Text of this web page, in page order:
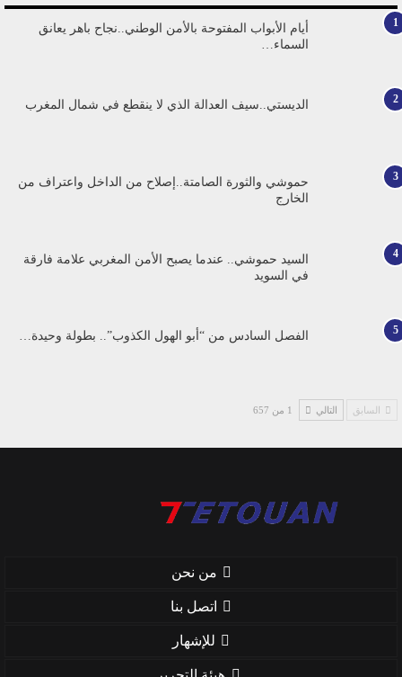
1
أيام الأبواب المفتوحة بالأمن الوطني..نجاح باهر يعانق
السماء…
2 الديستي..سيف العدالة الذي لا ينقطع في شمال المغرب
3
حموشي والثورة الصامتة..إصلاح من الداخل واعتراف من
الخارج
4
السيد حموشي.. عندما يصبح الأمن المغربي علامة فارقة
في السويد
5 الفصل السادس من “أبو الهول الكذوب”.. بطولة وحيدة…
السابق التالي 1 من 657
من نحن
اتصل بنا
للإشهار